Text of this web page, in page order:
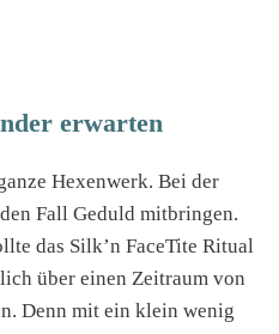
erwarten
Hexenwerk. Bei der
Fall Geduld mitbringen.
das Silk’n FaceTite Ritual
über einen Zeitraum von
Denn mit ein klein wenig